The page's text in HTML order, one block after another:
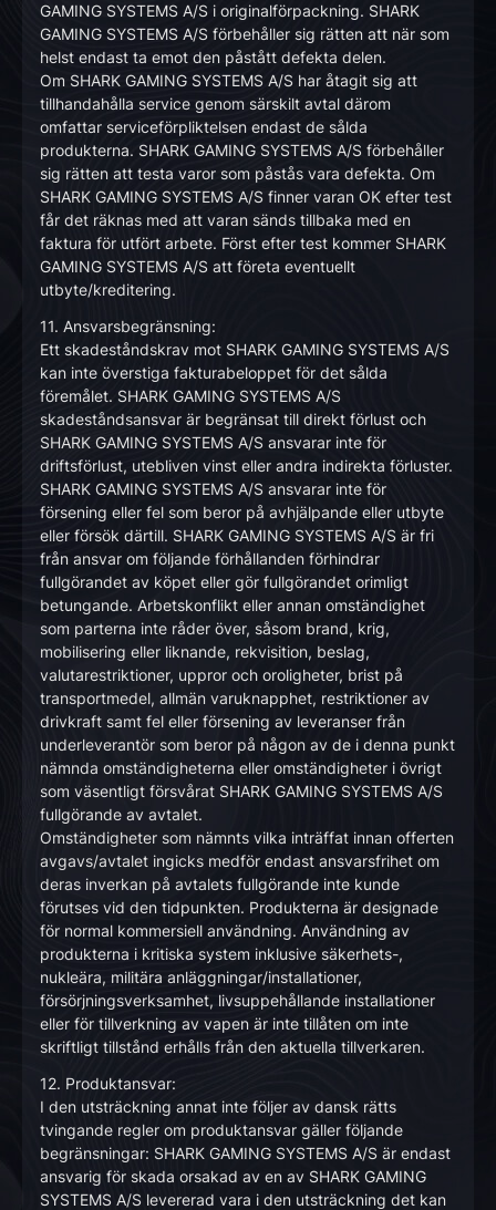
GAMING SYSTEMS A/S i originalförpackning. SHARK
GAMING SYSTEMS A/S förbehåller sig rätten att när som
helst endast ta emot den påstått defekta delen.
Om SHARK GAMING SYSTEMS A/S har åtagit sig att
tillhandahålla service genom särskilt avtal därom
omfattar serviceförpliktelsen endast de sålda
produkterna. SHARK GAMING SYSTEMS A/S förbehåller
sig rätten att testa varor som påstås vara defekta. Om
SHARK GAMING SYSTEMS A/S finner varan OK efter test
får det räknas med att varan sänds tillbaka med en
faktura för utfört arbete. Först efter test kommer SHARK
GAMING SYSTEMS A/S att företa eventuellt
utbyte/kreditering.
11. Ansvarsbegränsning:
Ett skadeståndskrav mot SHARK GAMING SYSTEMS A/S
kan inte överstiga fakturabeloppet för det sålda
föremålet. SHARK GAMING SYSTEMS A/S
skadeståndsansvar är begränsat till direkt förlust och
SHARK GAMING SYSTEMS A/S ansvarar inte för
driftsförlust, utebliven vinst eller andra indirekta förluster.
SHARK GAMING SYSTEMS A/S ansvarar inte för
försening eller fel som beror på avhjälpande eller utbyte
eller försök därtill. SHARK GAMING SYSTEMS A/S är fri
från ansvar om följande förhållanden förhindrar
fullgörandet av köpet eller gör fullgörandet orimligt
betungande. Arbetskonflikt eller annan omständighet
som parterna inte råder över, såsom brand, krig,
mobilisering eller liknande, rekvisition, beslag,
valutarestriktioner, uppror och oroligheter, brist på
transportmedel, allmän varuknapphet, restriktioner av
drivkraft samt fel eller försening av leveranser från
underleverantör som beror på någon av de i denna punkt
nämnda omständigheterna eller omständigheter i övrigt
som väsentligt försvårat SHARK GAMING SYSTEMS A/S
fullgörande av avtalet.
Omständigheter som nämnts vilka inträffat innan offerten
avgavs/avtalet ingicks medför endast ansvarsfrihet om
deras inverkan på avtalets fullgörande inte kunde
förutses vid den tidpunkten. Produkterna är designade
för normal kommersiell användning. Användning av
produkterna i kritiska system inklusive säkerhets-,
nukleära, militära anläggningar/installationer,
försörjningsverksamhet, livsuppehållande installationer
eller för tillverkning av vapen är inte tillåten om inte
skriftligt tillstånd erhålls från den aktuella tillverkaren.
12. Produktansvar:
I den utsträckning annat inte följer av dansk rätts
tvingande regler om produktansvar gäller följande
begränsningar: SHARK GAMING SYSTEMS A/S är endast
ansvarig för skada orsakad av en av SHARK GAMING
SYSTEMS A/S levererad vara i den utsträckning det kan